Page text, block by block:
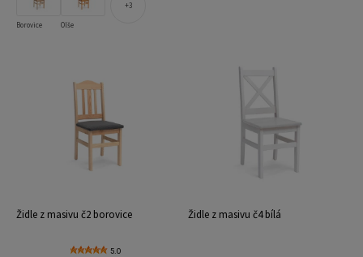
Borovice Olše
3
Židle z masivu č2 borovice
5.0
Židle z masivu č4 bílá